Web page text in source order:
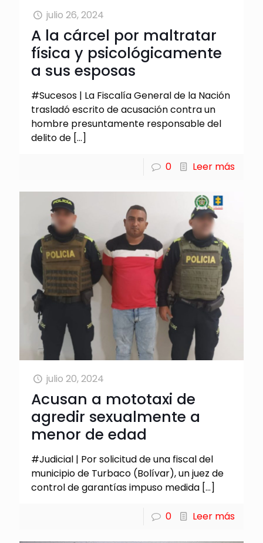
julio 26, 2024
A la cárcel por maltratar
física y psicológicamente
a sus esposas
#Sucesos | La Fiscalía General de la Nación
trasladó escrito de acusación contra un
hombre presuntamente responsable del
delito de […]
0 Leer más
julio 20, 2024
Acusan a mototaxi de
agredir sexualmente a
menor de edad
#Judicial | Por solicitud de una fiscal del
municipio de Turbaco (Bolívar), un juez de
control de garantías impuso medida […]
0 Leer más